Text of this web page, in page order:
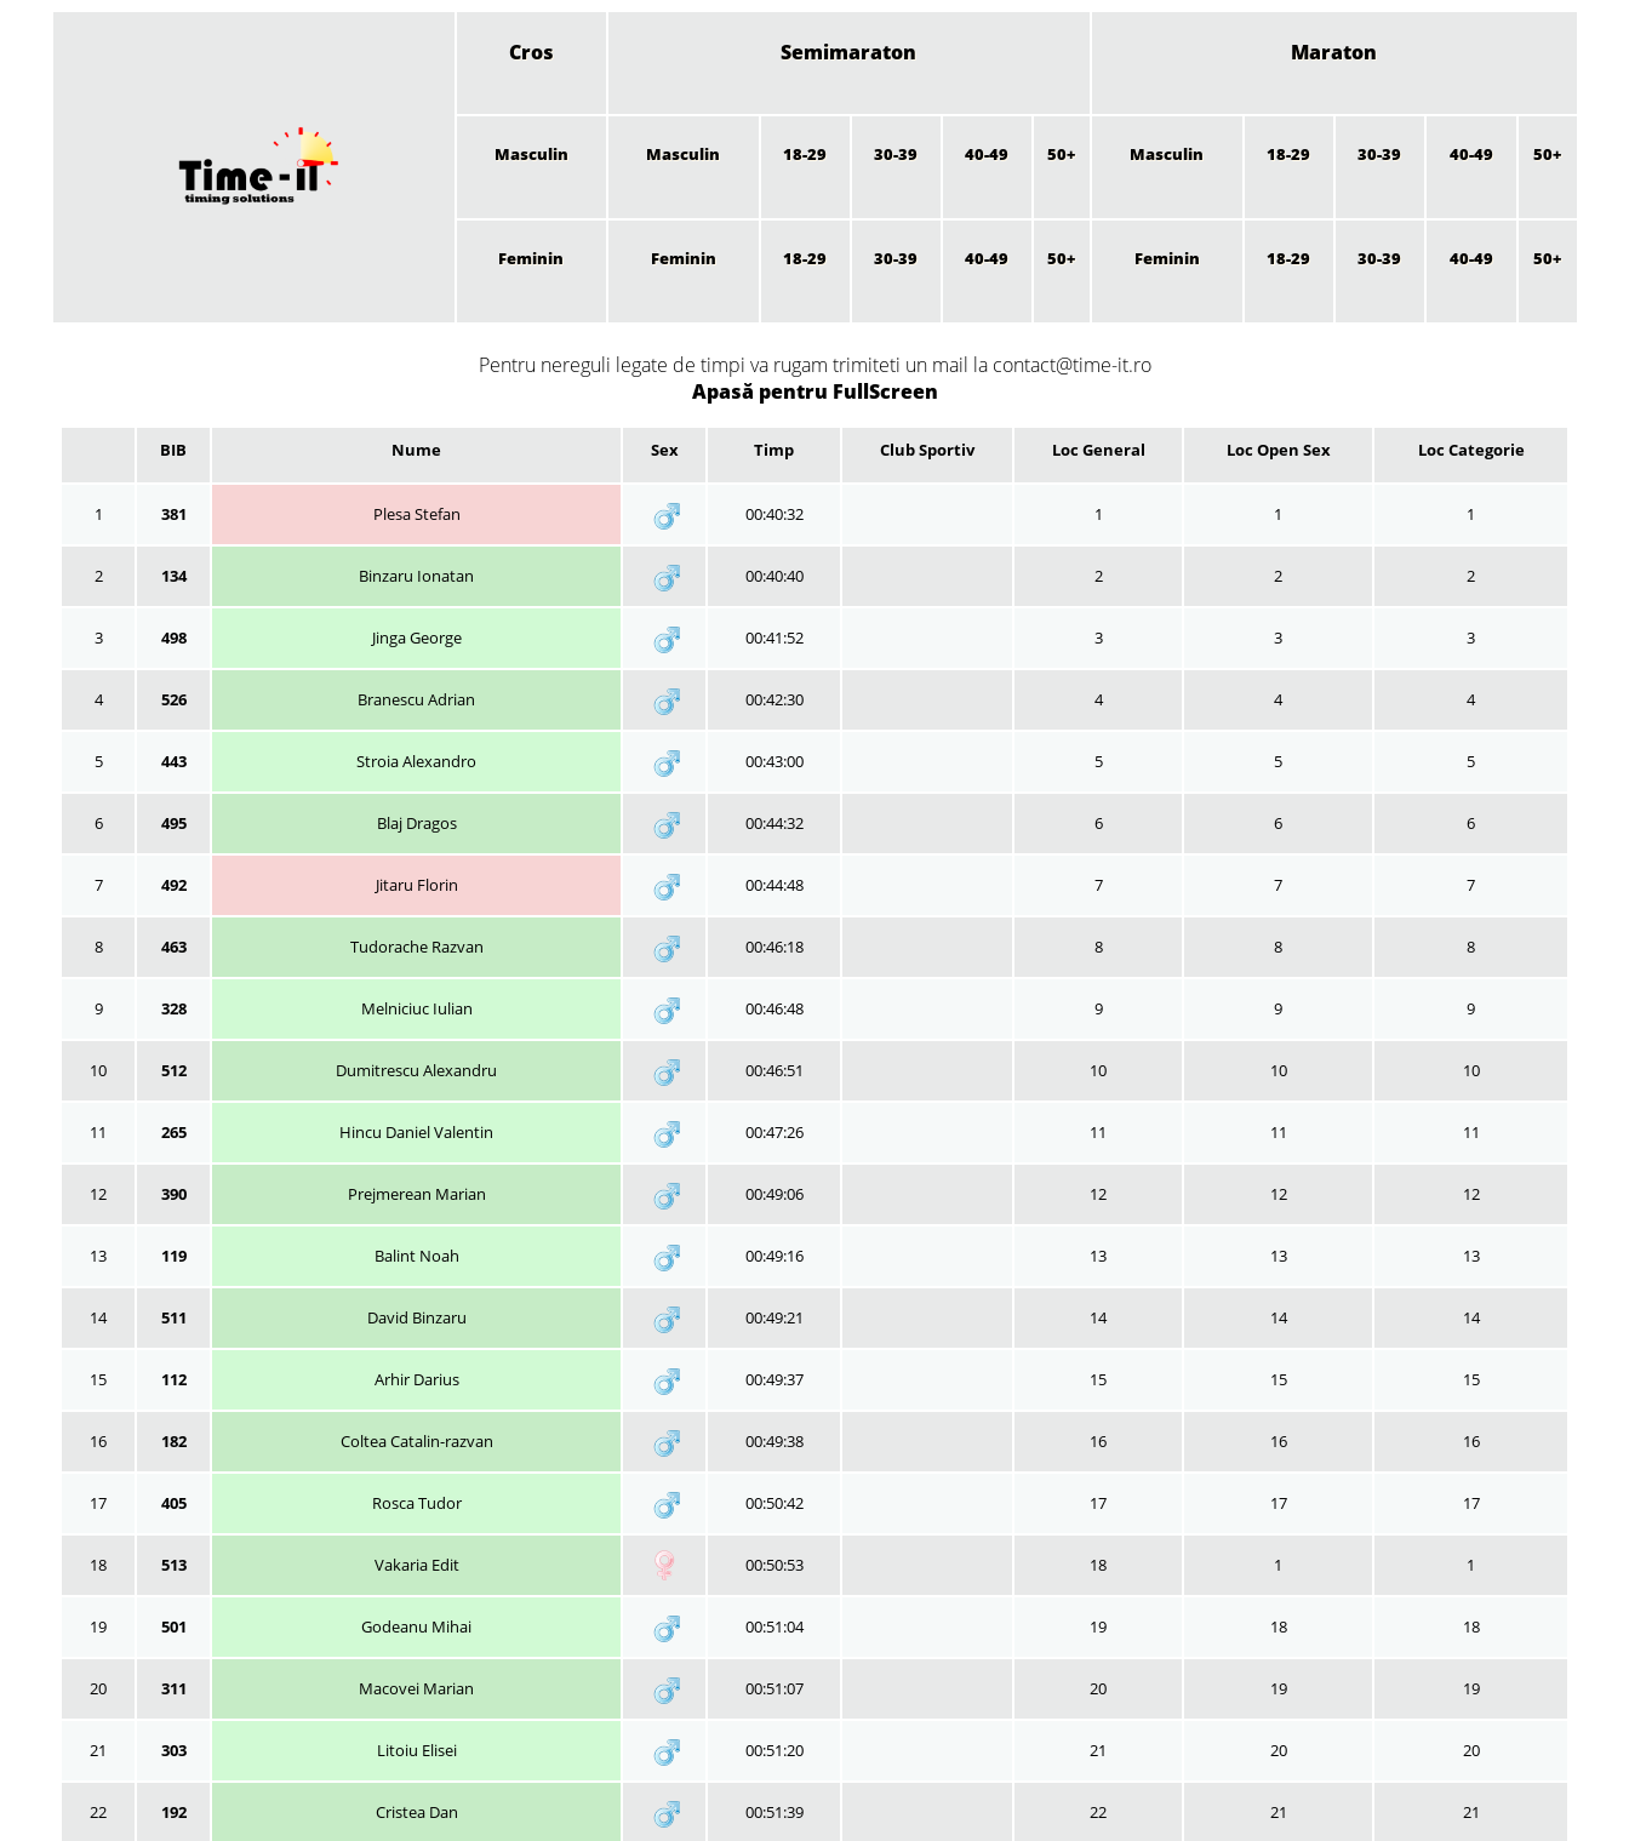
Cros Semimaraton Maraton
Masculin Masculin 18-29 30-39 40-49 50+ Masculin 18-29 30-39 40-49 50+
Feminin Feminin 18-29 30-39 40-49 50+ Feminin 18-29 30-39 40-49 50+
Pentru nereguli legate de timpi va rugam trimiteti un mail la contact@time-it.ro
Apasă pentru FullScreen